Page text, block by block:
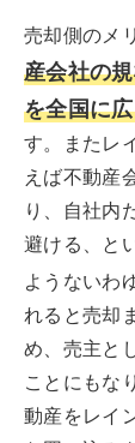
売却側のメ
産会社の
を全国に
す。またレ
えば不動産
り、自社内
避ける、と
ようないわ
れると売却
め、売主と
ことにもな
動産をレイ